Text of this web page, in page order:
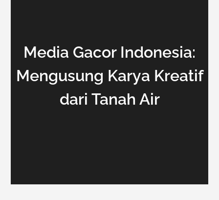
Media Gacor Indonesia:
Mengusung Karya Kreatif
dari Tanah Air